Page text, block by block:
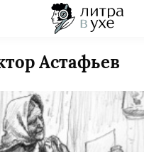
Астафьев